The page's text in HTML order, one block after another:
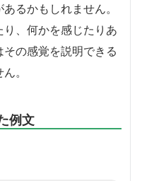
るかもしれません。
、何かを感じたりあ
の感覚を説明できる
。
例文